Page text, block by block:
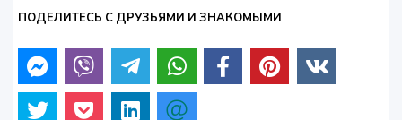
ПОДЕЛИТЕСЬ С ДРУЗЬЯМИ И ЗНАКОМЫМИ